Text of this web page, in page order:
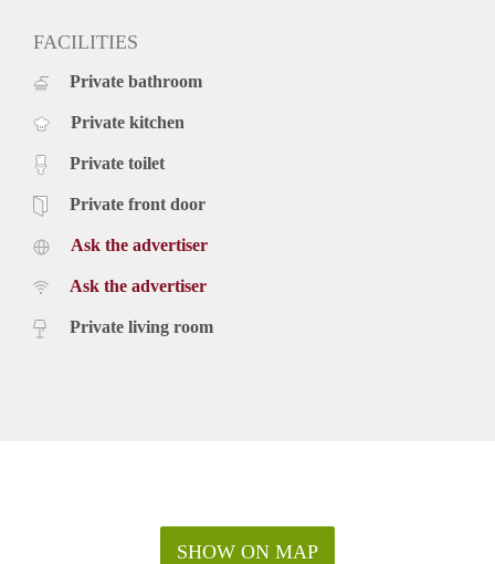
FACILITIES
Private bathroom
Private kitchen
Private toilet
Private front door
Ask the advertiser
Ask the advertiser
Private living room
SHOW ON MAP